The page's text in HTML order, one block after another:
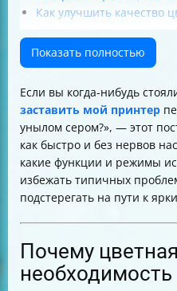
Как улучшить качество
Преимущества
печати
Показать полностью
Если вы когда-нибудь
заставить мой принтер
унылом сером?», — этот
как быстро и без нервов
какие функции и режимы
избежать типичных
подстерегать на пути к
Почему
необходимость